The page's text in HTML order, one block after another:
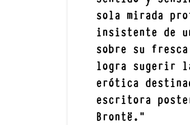
sola mirada
insistente de
sobre su
logra sugerir
erótica
escritora
Brontë. "